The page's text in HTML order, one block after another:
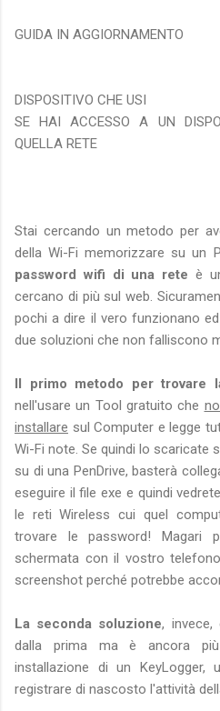
GUIDA IN AGGIORNAMENTO
DISPOSITIVO CHE USI
SE HAI ACCESSO A UN
QUELLA RETE
Stai cercando un metodo per
della Wi-Fi memorizzare su un
password wifi di una rete è
cercano di più sul web.
pochi a dire il vero funzionano
due soluzioni che non falliscono
Il primo metodo per trovare
nell'usare un Tool gratuito che
installare sul Computer e legge
Wi-Fi note. Se quindi lo scaricate
su di una PenDrive, basterà
eseguire il file exe e quindi
le reti Wireless cui quel
trovare le password!
schermata con il vostro
screenshot perché potrebbe
La seconda soluzione, invece,
dalla prima ma è ancora più
installazione di un KeyLogger,
registrare di nascosto l'attività